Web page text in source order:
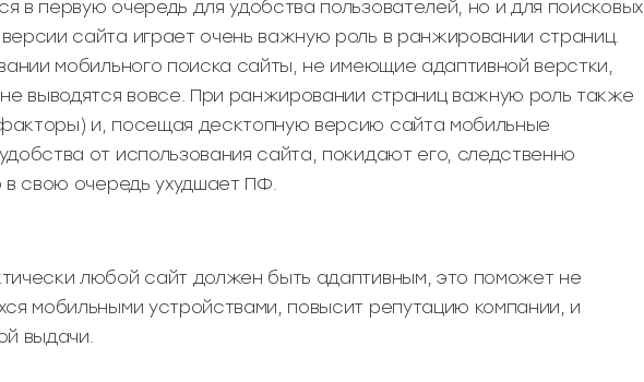
в первую очередь для удобства пользователей, но и для поисковых
сайта играет очень важную роль в ранжировании страниц.
мобильного поиска сайты, не имеющие адаптивной верстки,
выводятся вовсе. При ранжировании страниц важную роль также
и, посещая десктопную версию сайта мобильные
от использования сайта, покидают его, следственно
в свою очередь ухудшает ПФ.
любой сайт должен быть адаптивным, это поможет не
мобильными устройствами, повысит репутацию компании, и
выдачи.